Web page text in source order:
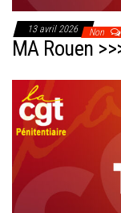
13 avril 2026 Non
MA Rouen